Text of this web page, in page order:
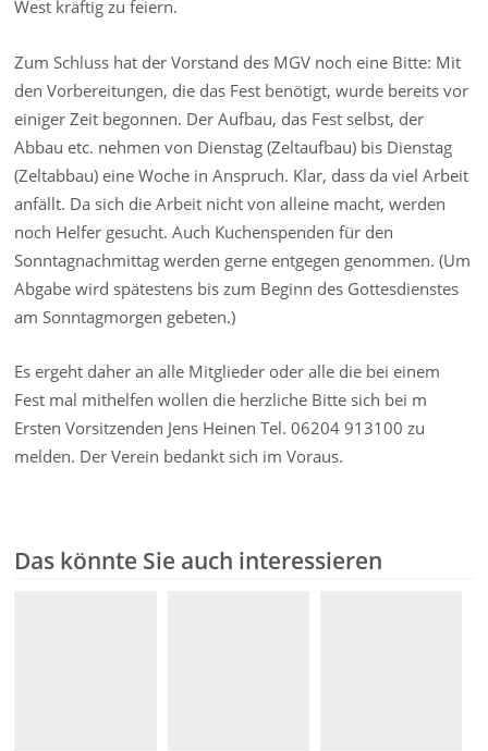
West kräftig zu feiern.
Zum Schluss hat der Vorstand des MGV noch eine Bitte: Mit
den Vorbereitungen, die das Fest benötigt, wurde bereits vor
einiger Zeit begonnen. Der Aufbau, das Fest selbst, der
Abbau etc. nehmen von Dienstag (Zeltaufbau) bis Dienstag
(Zeltabbau) eine Woche in Anspruch. Klar, dass da viel Arbeit
anfällt. Da sich die Arbeit nicht von alleine macht, werden
noch Helfer gesucht. Auch Kuchenspenden für den
Sonntagnachmittag werden gerne entgegen genommen. (Um
Abgabe wird spätestens bis zum Beginn des Gottesdienstes
am Sonntagmorgen gebeten.)
Es ergeht daher an alle Mitglieder oder alle die bei einem
Fest mal mithelfen wollen die herzliche Bitte sich bei m
Ersten Vorsitzenden Jens Heinen Tel. 06204 913100 zu
melden. Der Verein bedankt sich im Voraus.
Das könnte Sie auch interessieren